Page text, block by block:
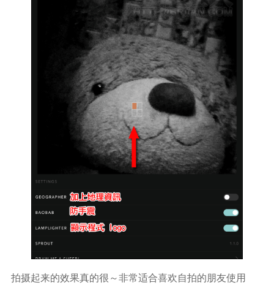
拍摄起来的效果真的很～非常适合喜欢自拍的朋友使用